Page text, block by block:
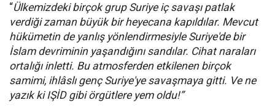
“Ülkemizdeki birçok grup Suriye iç savaşı patlak
verdiği zaman büyük bir heyecana kapıldılar. Mevcut
hükümetin de yanlış yönlendirmesiyle Suriye'de bir
İslam devriminin yaşandığını sandılar. Cihat naraları
ortalığı inletti. Bu atmosferden etkilenen birçok
samimi, ihlâslı genç Suriye'ye savaşmaya gitti. Ve ne
yazık ki IŞİD gibi örgütlere yem oldu!”